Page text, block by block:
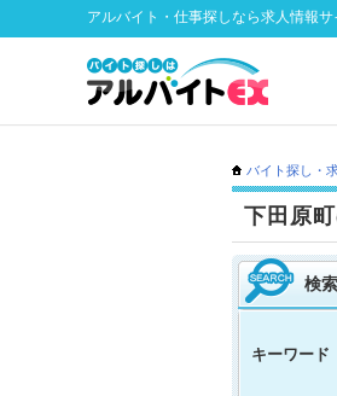
アルバイト・仕事探しなら求人情報サ
バイト探し・
下田原
検
キーワード